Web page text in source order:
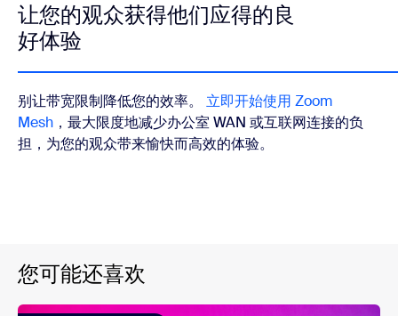
让您的观众获得他们应得的良
好体验
别让带宽限制降低您的效率。 立即开始使用 Zoom
Mesh ，最大限度地减少办公室 WAN 或互联网连接的负
担，为您的观众带来愉快而高效的体验。
您可能还喜欢